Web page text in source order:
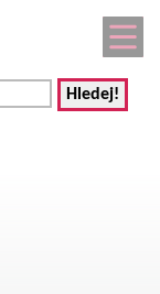
Hledej!